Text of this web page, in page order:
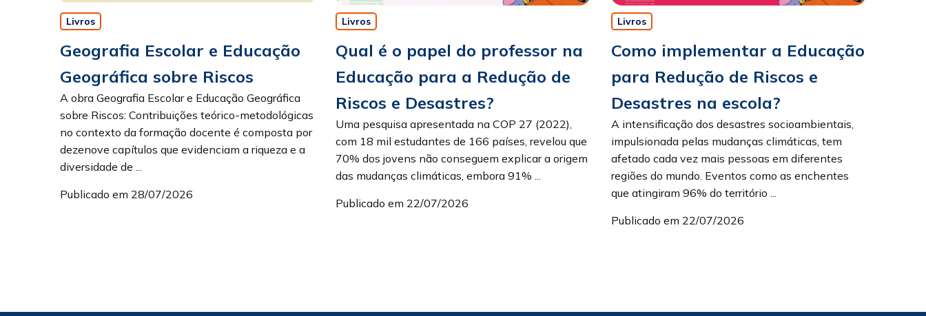
Livros
Geografia Escolar e Educação
Geográfica sobre Riscos
A obra Geografia Escolar e Educação Geográfica
sobre Riscos: Contribuições teórico-metodológicas
no contexto da formação docente é composta por
dezenove capítulos que evidenciam a riqueza e a
diversidade de ...
Publicado em 28/07/2026
Livros
Qual é o papel do professor na
Educação para a Redução de
Riscos e Desastres?
Uma pesquisa apresentada na COP 27 (2022),
com 18 mil estudantes de 166 países, revelou que
70% dos jovens não conseguem explicar a origem
das mudanças climáticas, embora 91% ...
Publicado em 22/07/2026
Livros
Como implementar a Educação
para Redução de Riscos e
Desastres na escola?
A intensificação dos desastres socioambientais,
impulsionada pelas mudanças climáticas, tem
afetado cada vez mais pessoas em diferentes
regiões do mundo. Eventos como as enchentes
que atingiram 96% do território ...
Publicado em 22/07/2026